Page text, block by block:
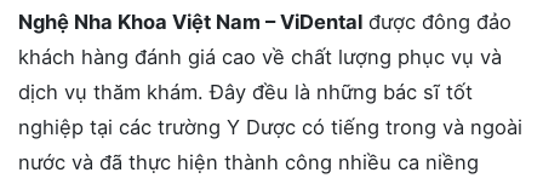
Nghệ Nha Khoa Việt Nam – ViDental được đông đảo
khách hàng đánh giá cao về chất lượng phục vụ và
dịch vụ thăm khám. Đây đều là những bác sĩ tốt
nghiệp tại các trường Y Dược có tiếng trong và ngoài
nước và đã thực hiện thành công nhiều ca niềng